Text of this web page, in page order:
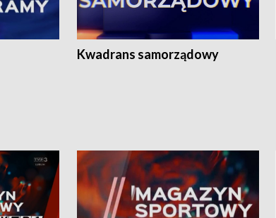
Kwadrans samorządowy